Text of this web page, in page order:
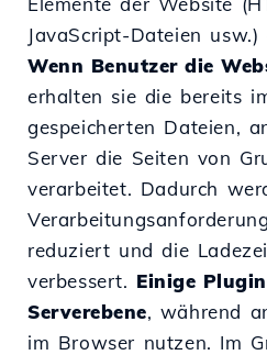
JavaScript-Dateien
Wenn Benutzer die
erhalten sie die bereits
gespeicherten Dateien,
Server die Seiten von
verarbeitet. Dadurch
reduziert und die
verbessert. Einige
Serverebene, während
im Browser nutzen. Im